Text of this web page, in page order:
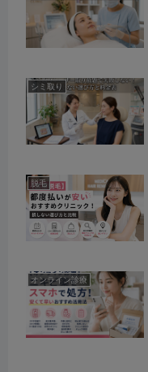
シミ取り
脱毛
オンライン診療